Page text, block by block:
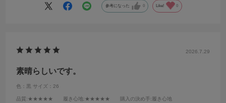
参考になった 0 Like! 0
2026.7.29
素晴らしいです。
色：黒 サイズ：26
品質:★★★★★ 履き心地:★★★★★ 購入の決め手 :履き心地